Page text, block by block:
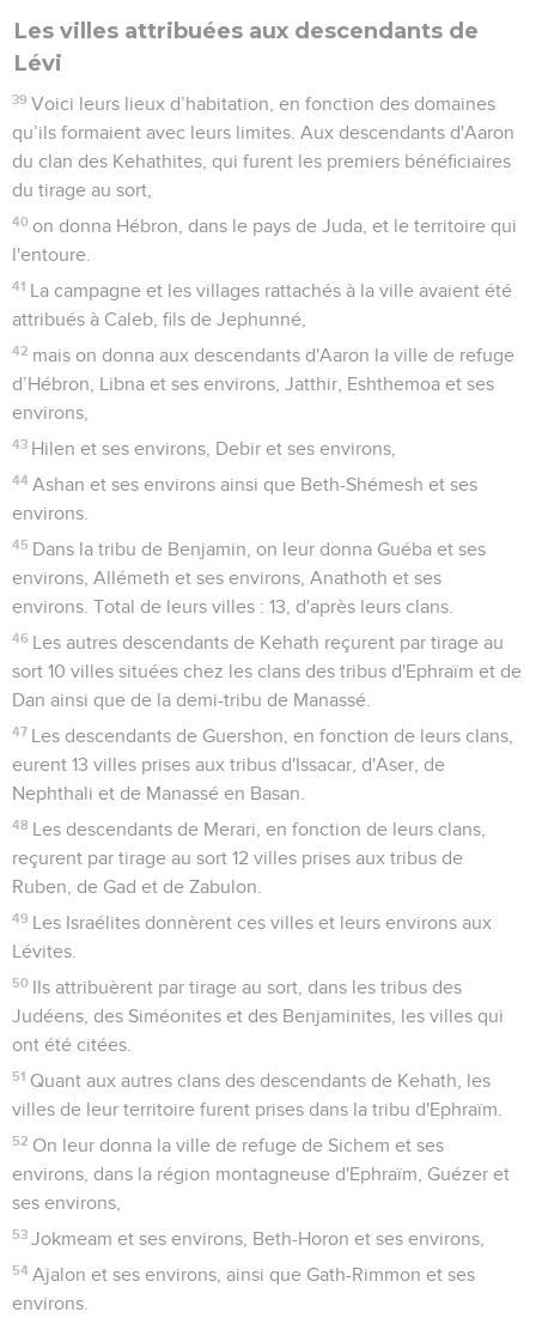
Les villes attribuées aux descendants de
Lévi
39 Voici leurs lieux d’habitation, en fonction des domaines
qu’ils formaient avec leurs limites. Aux descendants d'Aaron
du clan des Kehathites, qui furent les premiers bénéficiaires
du tirage au sort,
40 on donna Hébron, dans le pays de Juda, et le territoire qui
l'entoure.
41 La campagne et les villages rattachés à la ville avaient été
attribués à Caleb, fils de Jephunné,
42 mais on donna aux descendants d'Aaron la ville de refuge
d’Hébron, Libna et ses environs, Jatthir, Eshthemoa et ses
environs,
43 Hilen et ses environs, Debir et ses environs,
44 Ashan et ses environs ainsi que Beth-Shémesh et ses
environs.
45 Dans la tribu de Benjamin, on leur donna Guéba et ses
environs, Allémeth et ses environs, Anathoth et ses
environs. Total de leurs villes : 13, d'après leurs clans.
46 Les autres descendants de Kehath reçurent par tirage au
sort 10 villes situées chez les clans des tribus d'Ephraïm et de
Dan ainsi que de la demi-tribu de Manassé.
47 Les descendants de Guershon, en fonction de leurs clans,
eurent 13 villes prises aux tribus d'Issacar, d'Aser, de
Nephthali et de Manassé en Basan.
48 Les descendants de Merari, en fonction de leurs clans,
reçurent par tirage au sort 12 villes prises aux tribus de
Ruben, de Gad et de Zabulon.
49 Les Israélites donnèrent ces villes et leurs environs aux
Lévites.
50 Ils attribuèrent par tirage au sort, dans les tribus des
Judéens, des Siméonites et des Benjaminites, les villes qui
ont été citées.
51 Quant aux autres clans des descendants de Kehath, les
villes de leur territoire furent prises dans la tribu d'Ephraïm.
52 On leur donna la ville de refuge de Sichem et ses
environs, dans la région montagneuse d'Ephraïm, Guézer et
ses environs,
53 Jokmeam et ses environs, Beth-Horon et ses environs,
54 Ajalon et ses environs, ainsi que Gath-Rimmon et ses
environs.